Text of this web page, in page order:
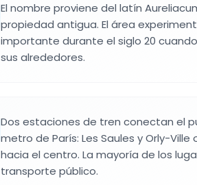
El nombre proviene del latín
propiedad antigua. El área
importante durante el siglo 20
sus alrededores.
Dos estaciones de tren conectan el
metro de París: Les Saules y Orly-
hacia el centro. La mayoría de los
transporte público.